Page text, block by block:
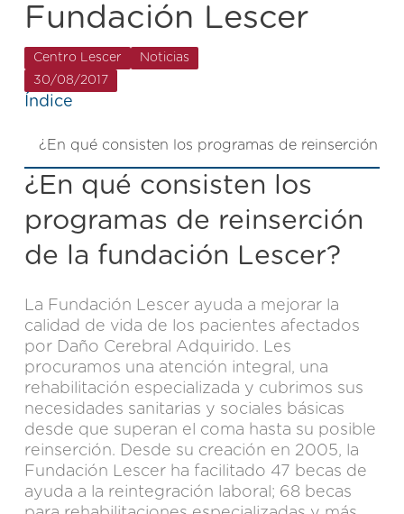
Fundación Lescer
Centro Lescer
Noticias
30/08/2017
¿En qué consisten los
programas de reinserción
de la fundación Lescer?
La Fundación Lescer ayuda a mejorar la
calidad de vida de los pacientes afectados
por
Daño Cerebral Adquirido. Les
procuramos una atención integral, una
rehabilitación especializada y cubrimos sus
necesidades sanitarias y sociales básicas
desde que superan el coma hasta su posible
reinserción. Desde su creación en 2005, la
Fundación Lescer ha facilitado 47 becas de
ayuda a la reintegración laboral; 68 becas
Índice
¿En qué consisten los programas de reinserción